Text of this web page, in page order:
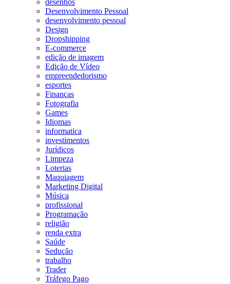
desenhos
Desenvolvimento Pessoal
desenvolvimento pessoal
Design
Dropshipping
E-commerce
edição de imagem
Edição de Vídeo
empreendedorismo
esportes
Finanças
Fotografia
Games
Idiomas
informatica
investimentos
Jurídicos
Limpeza
Loterias
Maquiagem
Marketing Digital
Música
profissional
Programação
religião
renda extra
Saúde
Sedução
trabalho
Trader
Tráfego Pago